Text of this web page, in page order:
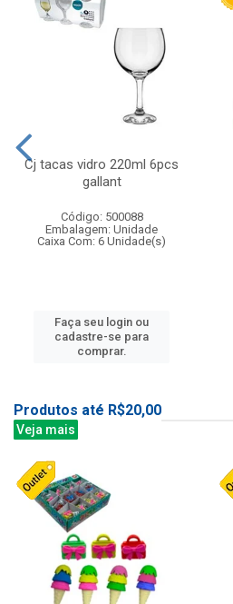
Cj tacas vidro 220ml 6pcs
gallant
Código: 500088
Embalagem: Unidade
Caixa Com: 6 Unidade(s)
Faça seu login ou
cadastre-se para
comprar.
Produtos até R$20,00
Veja mais